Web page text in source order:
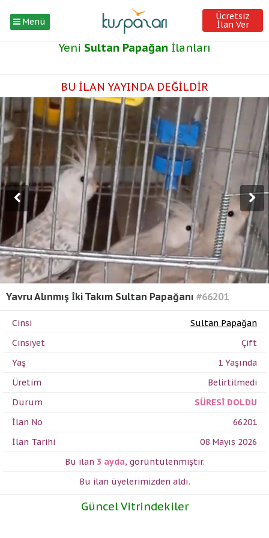
Menü Ücretsiz
İlan Ver
Yeni Sultan Papağan İlanları
BU İLAN YAYINDA DEĞİLDİR
Yavru Alınmış İki Takım Sultan Papağanı #66201
Cinsi
Sultan Papağan
Cinsiyet
Çift
Yaş
1 Yaşında
Üretim
Belirtilmedi
Durum
SÜRESİ DOLDU
İlan No
66201
İlan Tarihi
08 Mayıs 2026
Bu ilan 3 ayda, görüntülenmiştir.
Bu ilan üyelerimizden aldı.
Güncel Vitrindekiler